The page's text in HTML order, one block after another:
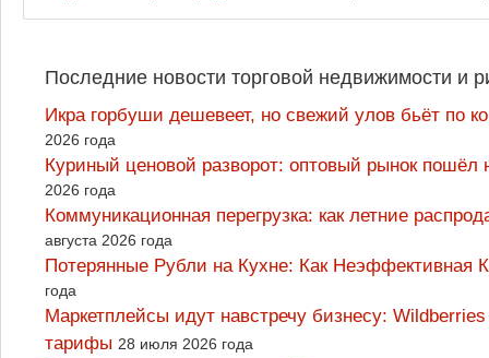
Последние новости торговой недвижимости и
Икра горбуши дешевеет, но свежий улов бьёт по
2026 года
Куриный ценовой разворот: оптовый рынок
2026 года
Коммуникационная перегрузка: как летние
августа 2026 года
Потерянные Рубли на Кухне: Как
года
Маркетплейсы идут навстречу бизнесу:
тарифы 28 июля 2026 года